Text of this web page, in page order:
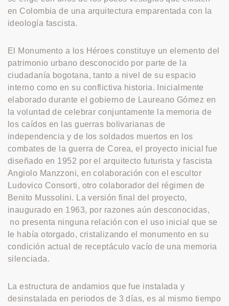
en Colombia de una arquitectura emparentada con la
ideología fascista.
El Monumento a los Héroes constituye un elemento del
patrimonio urbano desconocido por parte de la
ciudadanía bogotana, tanto a nivel de su espacio
interno como en su conflictiva historia. Inicialmente
elaborado durante el gobierno de Laureano Gómez en
la voluntad de celebrar conjuntamente la memoria de
los caídos en las guerras bolivarianas de
independencia y de los soldados muertos en los
combates de la guerra de Corea, el proyecto inicial fue
diseñado en 1952 por el arquitecto futurista y fascista
Angiolo Manzzoni, en colaboración con el escultor
Ludovico Consorti, otro colaborador del régimen de
Benito Mussolini. La versión final del proyecto,
inaugurado en 1963, por razones aún desconocidas,
no presenta ninguna relación con el uso inicial que se
le había otorgado, cristalizando el monumento en su
condición actual de receptáculo vacío de una memoria
silenciada.
La estructura de andamios que fue instalada y
desinstalada en periodos de 3 días, es al mismo tiempo